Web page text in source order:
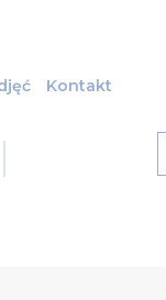
Kontakt